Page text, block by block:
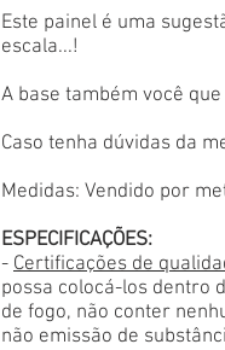
Este painel é uma
escala...!
A base também você
Caso tenha dúvidas da
Medidas: Vendido por
ESPECIFICAÇÕES:
- Certificações de
possa colocá-los dentro
de fogo, não conter
não emissão de